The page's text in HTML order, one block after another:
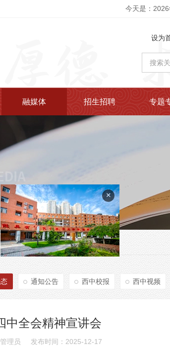
今天是：
设为
融媒体 招生招聘 专题
通知公告 西中校报 西中视频
中全会精神宣讲会
理员 发布时间：2025-12-17
+